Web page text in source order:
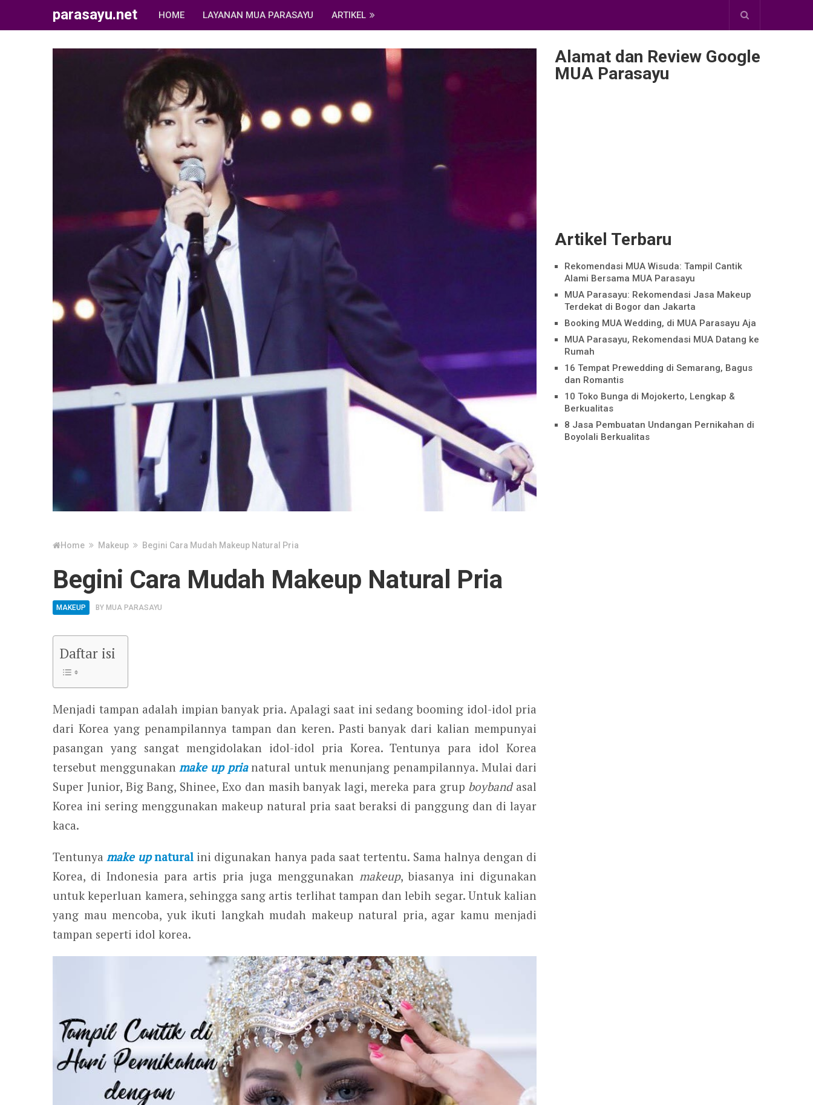
parasayu.net HOME LAYANAN MUA PARASAYU ARTIKEL
Home Makeup Begini Cara Mudah Makeup Natural Pria
Begini Cara Mudah Makeup Natural Pria
MAKEUP BY MUA PARASAYU
Daftar isi
Menjadi tampan adalah impian banyak pria. Apalagi saat ini sedang booming idol-idol pria
dari Korea yang penampilannya tampan dan keren. Pasti banyak dari kalian mempunyai
pasangan yang sangat mengidolakan idol-idol pria Korea. Tentunya para idol Korea
tersebut menggunakanmake up prianatural untuk menunjang penampilannya. Mulai dari
Super Junior, Big Bang, Shinee, Exo dan masih banyak lagi, mereka para grup boybandasal
Korea ini sering menggunakan makeup natural pria saat beraksi di panggung dan di layar
kaca.
Tentunyamake upnaturalini digunakan hanya pada saat tertentu. Sama halnya dengan di
Korea, di Indonesia para artis pria juga menggunakan makeup, biasanya ini digunakan
untuk keperluan kamera, sehingga sang artis terlihat tampan dan lebih segar. Untuk kalian
yang mau mencoba, yuk ikuti langkah mudah makeup natural pria, agar kamu menjadi
tampan seperti idol korea.
Alamat dan Review Google
MUA Parasayu
Artikel Terbaru
Rekomendasi MUA Wisuda: Tampil Cantik
Alami Bersama MUA Parasayu
MUA Parasayu: Rekomendasi Jasa Makeup
Terdekat di Bogor dan Jakarta
Booking MUA Wedding, di MUA Parasayu Aja
MUA Parasayu, Rekomendasi MUA Datang ke
Rumah
16 Tempat Prewedding di Semarang, Bagus
dan Romantis
10 Toko Bunga di Mojokerto, Lengkap &
Berkualitas
8 Jasa Pembuatan Undangan Pernikahan di
Boyolali Berkualitas